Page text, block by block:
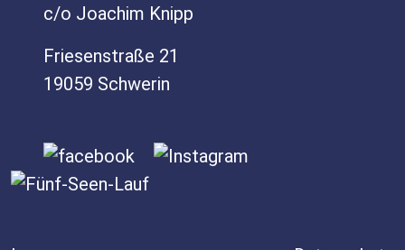
c/o Joachim Knipp
Friesenstraße 21
19059 Schwerin